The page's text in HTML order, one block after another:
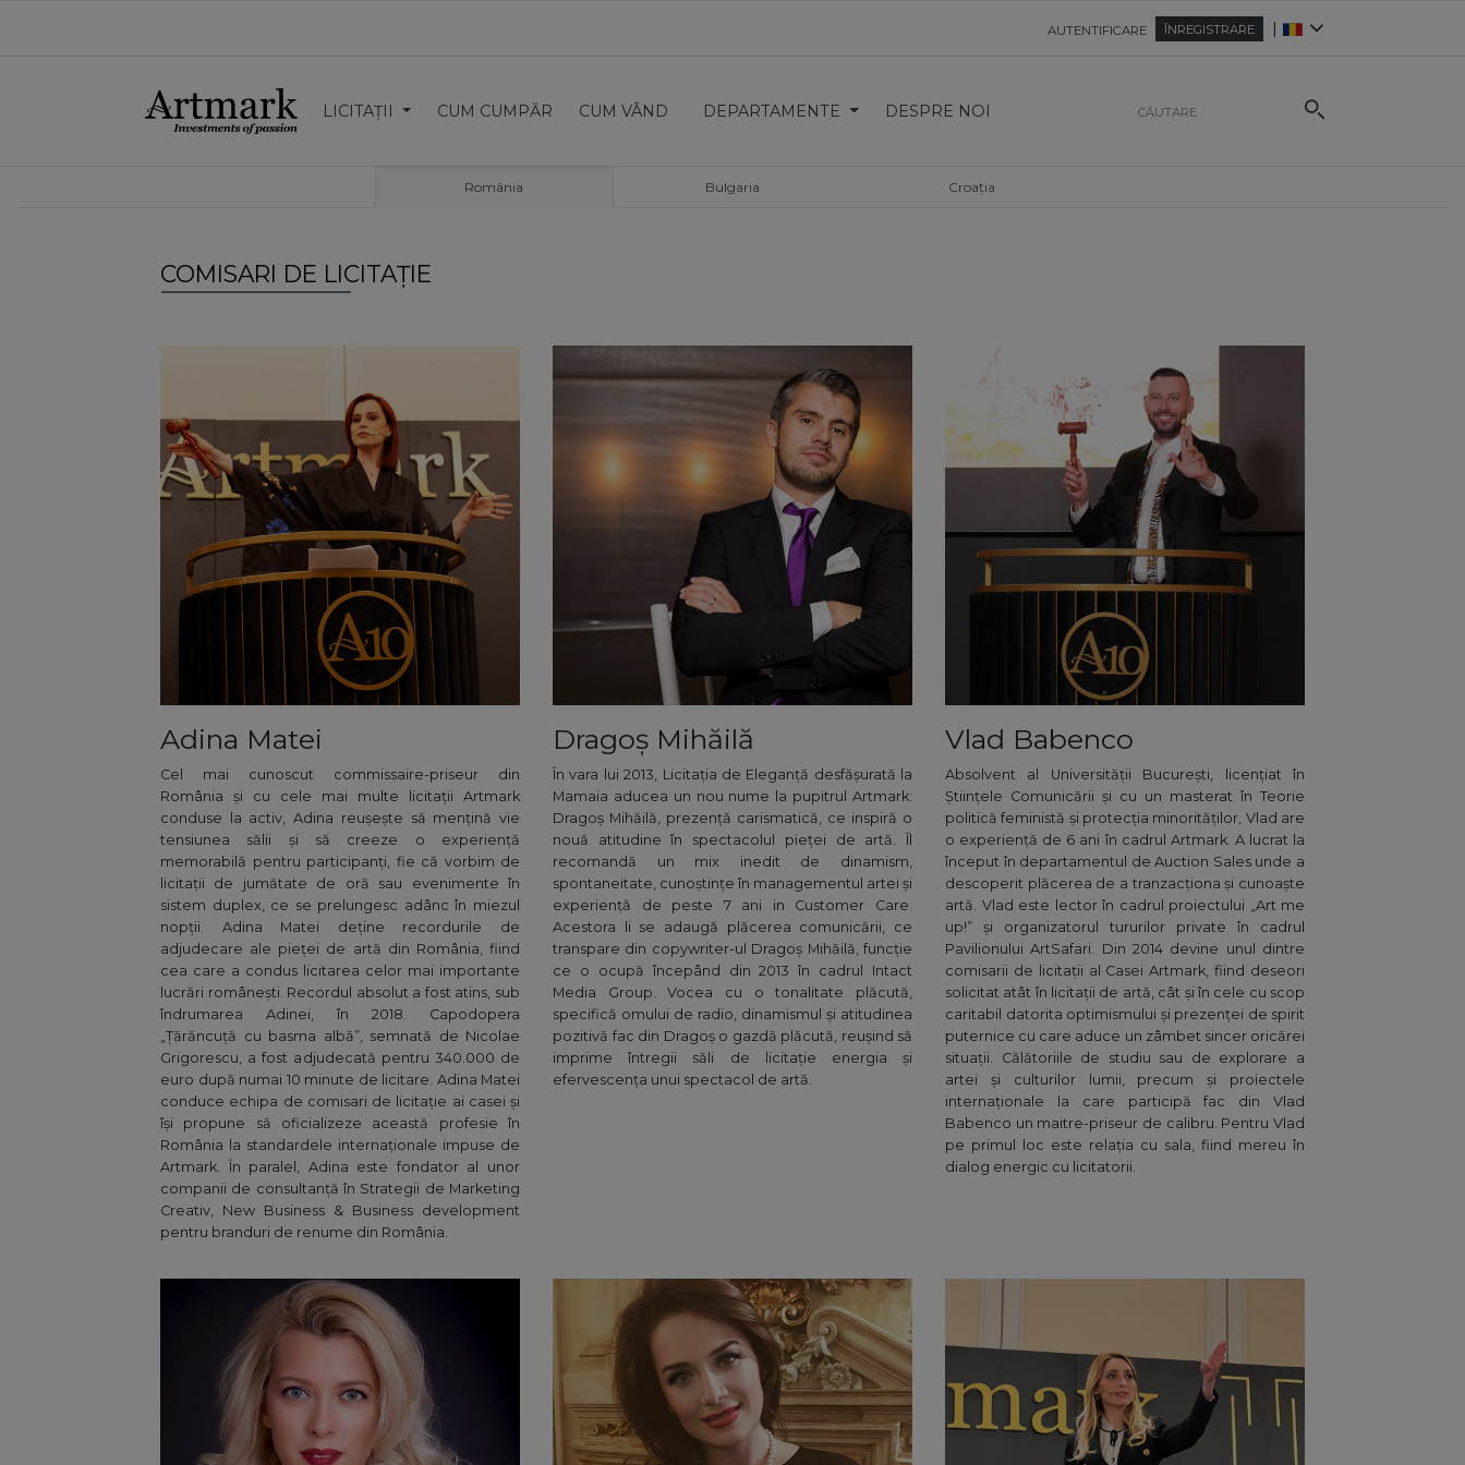
AUTENTIFICARE ÎNREGISTRARE |
LICITAȚII CUM CUMPĂR CUM VÂND DEPARTAMENTE DESPRE NOI
România Bulgaria Croația
COMISARI DE LICITAȚIE
Adina Matei
Cel mai cunoscut commissaire-priseur din
România și cu cele mai multe licitații Artmark
conduse la activ, Adina reușește să mențină vie
tensiunea sălii și să creeze o experiență
memorabilă pentru participanți, fie că vorbim de
licitații de jumătate de oră sau evenimente în
sistem duplex, ce se prelungesc adânc în miezul
nopții. Adina Matei deține recordurile de
adjudecare ale pieței de artă din România, fiind
cea care a condus licitarea celor mai importante
lucrări românești. Recordul absolut a fost atins, sub
îndrumarea Adinei, în 2018. Capodopera
„Țărăncuță cu basma albă”, semnată de Nicolae
Grigorescu, a fost adjudecată pentru 340.000 de
euro după numai 10 minute de licitare. Adina Matei
conduce echipa de comisari de licitație ai casei și
își propune să oficializeze această profesie în
România la standardele internaționale impuse de
Artmark. În paralel, Adina este fondator al unor
companii de consultanță în Strategii de Marketing
Creativ, New Business & Business development
pentru branduri de renume din România.
Dragoș Mihăilă
În vara lui 2013, Licitația de Eleganță desfășurată la
Mamaia aducea un nou nume la pupitrul Artmark:
Dragoş Mihăilă, prezenţă carismatică, ce inspiră o
nouă atitudine în spectacolul pieței de artă. Îl
recomandă un mix inedit de dinamism,
spontaneitate, cunoștințe în managementul artei și
experiență de peste 7 ani in Customer Care.
Acestora li se adaugă plăcerea comunicării, ce
transpare din copywriter-ul Dragoș Mihăilă, funcție
ce o ocupă începând din 2013 în cadrul Intact
Media Group. Vocea cu o tonalitate plăcută,
specifică omului de radio, dinamismul şi atitudinea
pozitivă fac din Dragoş o gazdă plăcută, reuşind să
imprime întregii săli de licitație energia şi
efervescența unui spectacol de artă.
Vlad Babenco
Absolvent al Universității București, licențiat în
Științele Comunicării și cu un masterat în Teorie
politică feministă și protecția minorităților, Vlad are
o experiență de 6 ani în cadrul Artmark. A lucrat la
început în departamentul de Auction Sales unde a
descoperit plăcerea de a tranzacționa și cunoaște
artă. Vlad este lector în cadrul proiectului „Art me
up!” și organizatorul tururilor private în cadrul
Pavilionului ArtSafari. Din 2014 devine unul dintre
comisarii de licitații al Casei Artmark, fiind deseori
solicitat atât în licitații de artă, cât și în cele cu scop
caritabil datorita optimismului și prezenței de spirit
puternice cu care aduce un zâmbet sincer oricărei
situații. Călătoriile de studiu sau de explorare a
artei și culturilor lumii, precum și proiectele
internaționale la care participă fac din Vlad
Babenco un maitre-priseur de calibru. Pentru Vlad
pe primul loc este relația cu sala, fiind mereu în
dialog energic cu licitatorii.